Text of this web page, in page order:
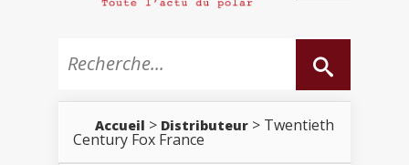
Accueil > Distributeur > Twentieth
Century Fox France